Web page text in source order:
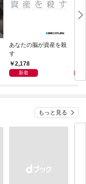
あなたの脳が資産を殺
す
2,178
新着
もっと見る